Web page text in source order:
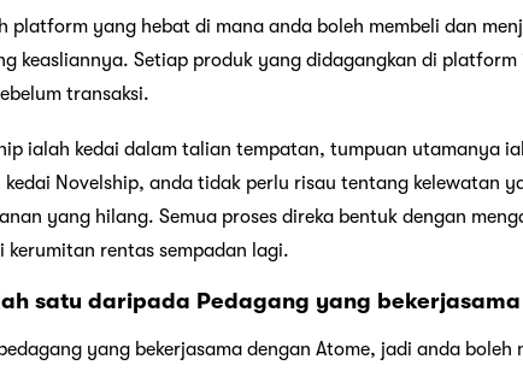
platform yang hebat di mana anda boleh membeli dan
keasliannya. Setiap produk yang didagangkan di
transaksi.
ialah kedai dalam talian tempatan, tumpuan utamanya
kedai Novelship, anda tidak perlu risau tentang kelewatan
yang hilang. Semua proses direka bentuk dengan
rentas sempadan lagi.
satu daripada Pedagang yang
yang bekerjasama dengan Atome, jadi anda boleh